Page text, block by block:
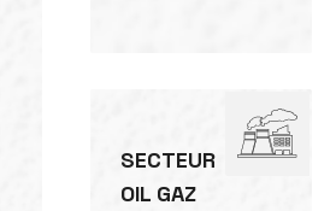
SECTEUR
OIL GAZ